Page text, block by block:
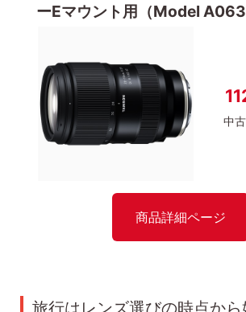
ーEマウント用（Model A063
中古
商品詳細ページ
旅行はレンズ選びの時点か